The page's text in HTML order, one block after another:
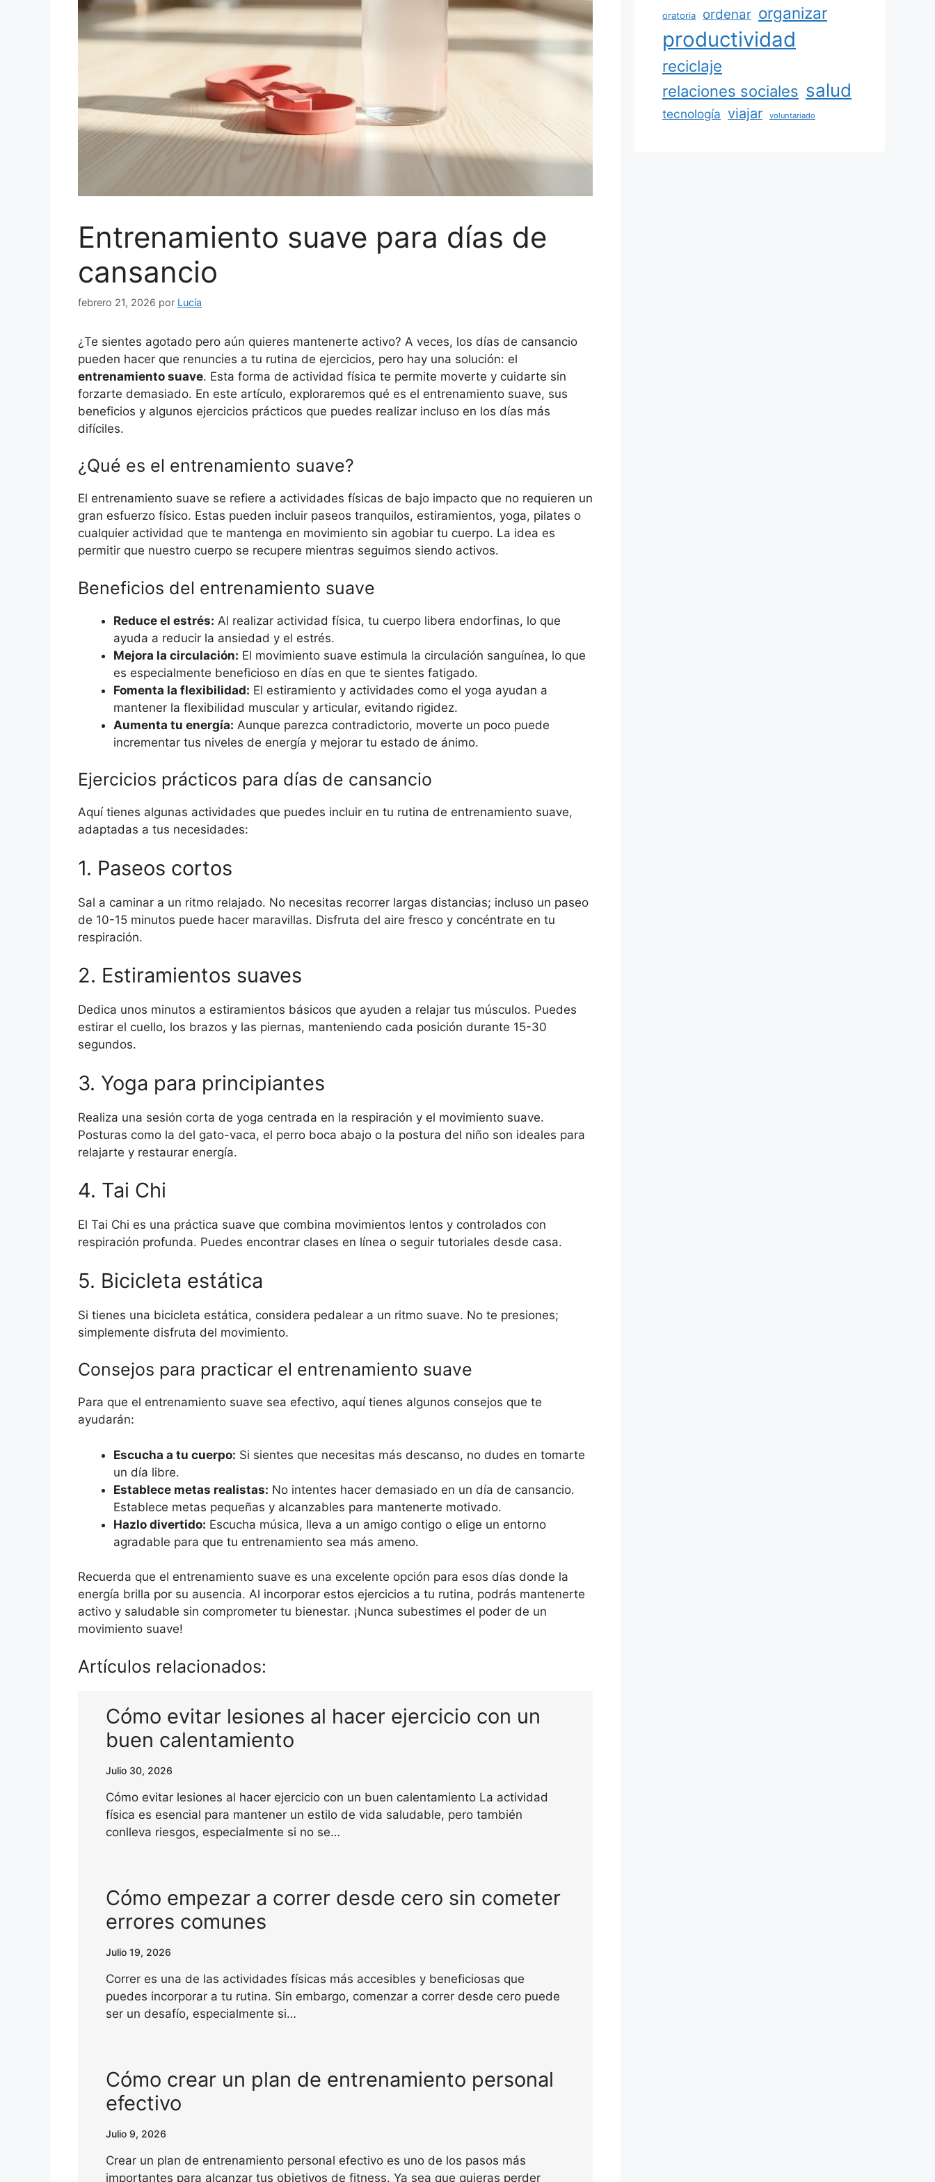
Entrenamiento suave para días de
cansancio
febrero 21, 2026 por Lucía
¿Te sientes agotado pero aún quieres mantenerte activo? A veces, los días de cansancio
pueden hacer que renuncies a tu rutina de ejercicios, pero hay una solución: el
entrenamiento suave. Esta forma de actividad física te permite moverte y cuidarte sin
forzarte demasiado. En este artículo, exploraremos qué es el entrenamiento suave, sus
beneficios y algunos ejercicios prácticos que puedes realizar incluso en los días más
difíciles.
¿Qué es el entrenamiento suave?
El entrenamiento suave se refiere a actividades físicas de bajo impacto que no requieren un
gran esfuerzo físico. Estas pueden incluir paseos tranquilos, estiramientos, yoga, pilates o
cualquier actividad que te mantenga en movimiento sin agobiar tu cuerpo. La idea es
permitir que nuestro cuerpo se recupere mientras seguimos siendo activos.
Beneficios del entrenamiento suave
Reduce el estrés: Al realizar actividad física, tu cuerpo libera endorfinas, lo que
ayuda a reducir la ansiedad y el estrés.
Mejora la circulación: El movimiento suave estimula la circulación sanguínea, lo que
es especialmente beneficioso en días en que te sientes fatigado.
Fomenta la flexibilidad: El estiramiento y actividades como el yoga ayudan a
mantener la flexibilidad muscular y articular, evitando rigidez.
Aumenta tu energía: Aunque parezca contradictorio, moverte un poco puede
incrementar tus niveles de energía y mejorar tu estado de ánimo.
Ejercicios prácticos para días de cansancio
Aquí tienes algunas actividades que puedes incluir en tu rutina de entrenamiento suave,
adaptadas a tus necesidades:
1. Paseos cortos
Sal a caminar a un ritmo relajado. No necesitas recorrer largas distancias; incluso un paseo
de 10-15 minutos puede hacer maravillas. Disfruta del aire fresco y concéntrate en tu
respiración.
2. Estiramientos suaves
Dedica unos minutos a estiramientos básicos que ayuden a relajar tus músculos. Puedes
estirar el cuello, los brazos y las piernas, manteniendo cada posición durante 15-30
segundos.
3. Yoga para principiantes
Realiza una sesión corta de yoga centrada en la respiración y el movimiento suave.
Posturas como la del gato-vaca, el perro boca abajo o la postura del niño son ideales para
relajarte y restaurar energía.
4. Tai Chi
El Tai Chi es una práctica suave que combina movimientos lentos y controlados con
respiración profunda. Puedes encontrar clases en línea o seguir tutoriales desde casa.
5. Bicicleta estática
Si tienes una bicicleta estática, considera pedalear a un ritmo suave. No te presiones;
simplemente disfruta del movimiento.
Consejos para practicar el entrenamiento suave
Para que el entrenamiento suave sea efectivo, aquí tienes algunos consejos que te
ayudarán:
Escucha a tu cuerpo: Si sientes que necesitas más descanso, no dudes en tomarte
un día libre.
Establece metas realistas: No intentes hacer demasiado en un día de cansancio.
Establece metas pequeñas y alcanzables para mantenerte motivado.
Hazlo divertido: Escucha música, lleva a un amigo contigo o elige un entorno
agradable para que tu entrenamiento sea más ameno.
Recuerda que el entrenamiento suave es una excelente opción para esos días donde la
energía brilla por su ausencia. Al incorporar estos ejercicios a tu rutina, podrás mantenerte
activo y saludable sin comprometer tu bienestar. ¡Nunca subestimes el poder de un
movimiento suave!
Artículos relacionados:
Cómo evitar lesiones al hacer ejercicio con un
buen calentamiento
Julio 30, 2026
Cómo evitar lesiones al hacer ejercicio con un buen calentamiento La actividad
física es esencial para mantener un estilo de vida saludable, pero también
conlleva riesgos, especialmente si no se…
Cómo empezar a correr desde cero sin cometer
errores comunes
Julio 19, 2026
Correr es una de las actividades físicas más accesibles y beneficiosas que
puedes incorporar a tu rutina. Sin embargo, comenzar a correr desde cero puede
ser un desafío, especialmente si…
Cómo crear un plan de entrenamiento personal
efectivo
Julio 9, 2026
Crear un plan de entrenamiento personal efectivo es uno de los pasos más
importantes para alcanzar tus objetivos de fitness. Ya sea que quieras perder
oratoria ordenar organizar
productividad
reciclaje
relaciones sociales salud
tecnología viajar voluntariado